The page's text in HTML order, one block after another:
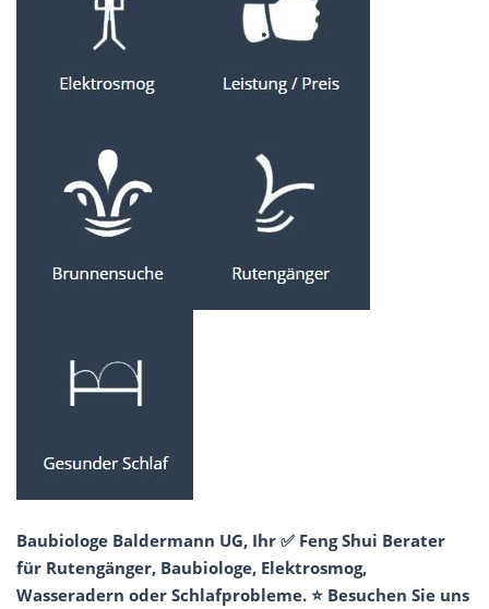
Baubiologe Baldermann UG, Ihr ✅ Feng Shui Berater
für Rutengänger, Baubiologe, Elektrosmog,
Wasseradern oder Schlafprobleme. ⭐ Besuchen Sie uns